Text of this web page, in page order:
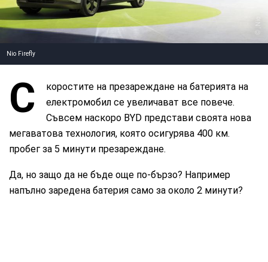
, Nio
Nio Firefly
С
коростите на презареждане на батерията на
електромобил се увеличават все повече.
Съвсем наскоро BYD представи своята нова
мегаватова технология, която осигурява 400 км.
пробег за 5 минути презареждане.
Да, но защо да не бъде още по-бързо? Например
напълно заредена батерия само за около 2 минути?